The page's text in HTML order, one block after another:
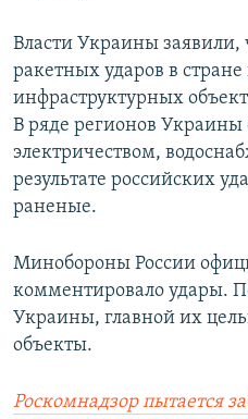
Власти Украины заявили,
ракетных ударов в
инфраструктурных
В ряде регионов Украины
электричеством,
результате российских
раненые.
Минобороны России
комментировало удары.
Украины, главной их
объекты.
Роскомнадзор пытается